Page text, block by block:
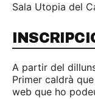
Sala Utopia del
A partir del
Primer caldrà
web que ho